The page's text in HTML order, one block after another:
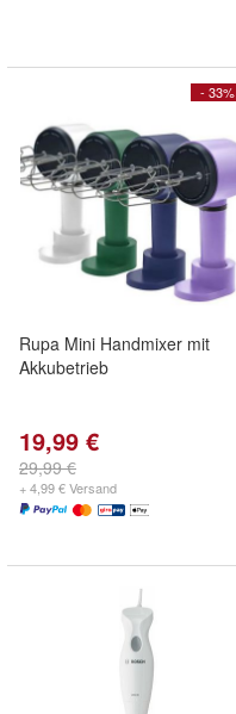
- 33%
Rupa Mini Handmixer mit
Akkubetrieb
19,99 €
29,99 €
+ 4,99 € Versand